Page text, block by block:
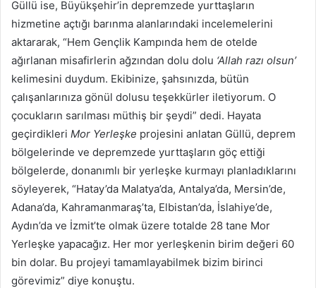
Güllü ise, Büyükşehir’in depremzede yurttaşların
hizmetine açtığı barınma alanlarındaki incelemelerini
aktararak, “Hem Gençlik Kampında hem de otelde
ağırlanan misafirlerin ağzından dolu dolu ‘Allah razı olsun’
kelimesini duydum. Ekibinize, şahsınızda, bütün
çalışanlarınıza gönül dolusu teşekkürler iletiyorum. O
çocukların sarılması müthiş bir şeydi” dedi. Hayata
geçirdikleri Mor Yerleşke projesini anlatan Güllü, deprem
bölgelerinde ve depremzede yurttaşların göç ettiği
bölgelerde, donanımlı bir yerleşke kurmayı planladıklarını
söyleyerek, “Hatay’da Malatya’da, Antalya’da, Mersin’de,
Adana’da, Kahramanmaraş’ta, Elbistan’da, İslahiye’de,
Aydın’da ve İzmit’te olmak üzere totalde 28 tane Mor
Yerleşke yapacağız. Her mor yerleşkenin birim değeri 60
bin dolar. Bu projeyi tamamlayabilmek bizim birinci
görevimiz” diye konuştu.